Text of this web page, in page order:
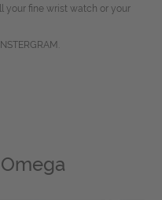
your fine wrist watch or your
Omega